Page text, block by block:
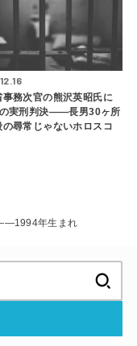
事務次官の熊沢英昭氏に
実刑判決――長男30ヶ所
の尋常じゃないホロスコ
年生まれ